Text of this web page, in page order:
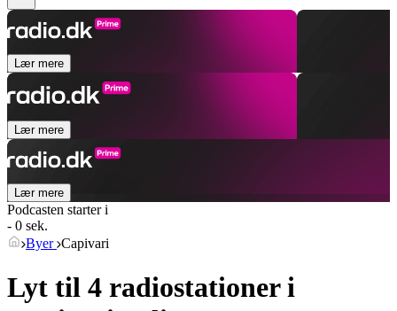
Lær mere
Lær mere
Lær mere
Podcasten starter i
- 0 sek.
Byer Capivari
Lyt til 4 radiostationer i